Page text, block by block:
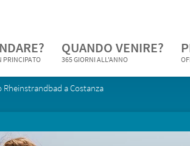
PRINCIPATO
QUANDO VENIRE?
365 GIORNI ALL'ANNO
Rheinstrandbad a Costanza